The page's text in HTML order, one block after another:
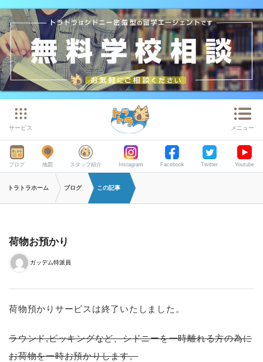
サービス メニュー
ブログ 地図 スタッフ紹介 Instagram Facebook Twitter Youtube
トラトラホーム ブログ この記事
荷物お預かり
ガッデム特派員
荷物預かりサービスは終了いたしました。
ラウンド,ピッキングなど、シドニーを一時離れる方の為に
お荷物を一時お預かりします。